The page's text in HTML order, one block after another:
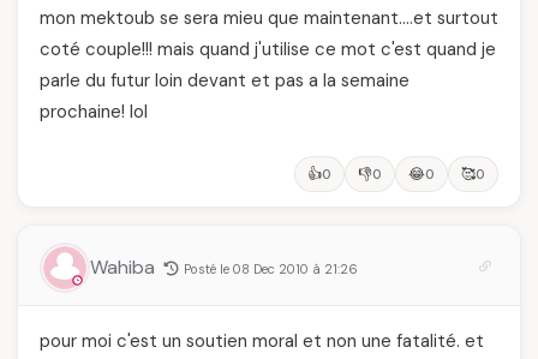
mon mektoub se sera mieu que maintenant….et surtout
coté couple!!! mais quand j'utilise ce mot c'est quand je
parle du futur loin devant et pas a la semaine
prochaine! lol
👍0 👎0 😂0 🥰0
Wahiba Posté le 08 Dec 2010 à 21:26
pour moi c'est un soutien moral et non une fatalité. et